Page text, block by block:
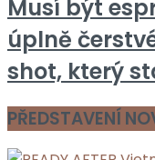
Musí být
úplně
shot, který
PŘEDSTAVENÍ